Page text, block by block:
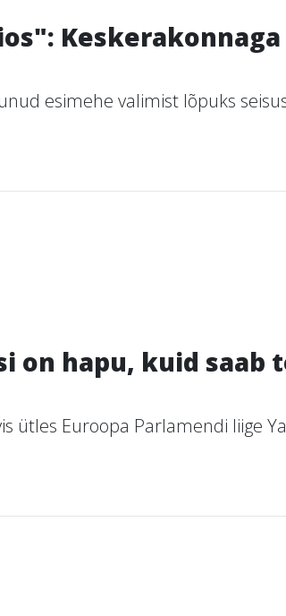
esimehe valimist lõpuks
on hapu, kuid
ütles Euroopa Parlamendi liige